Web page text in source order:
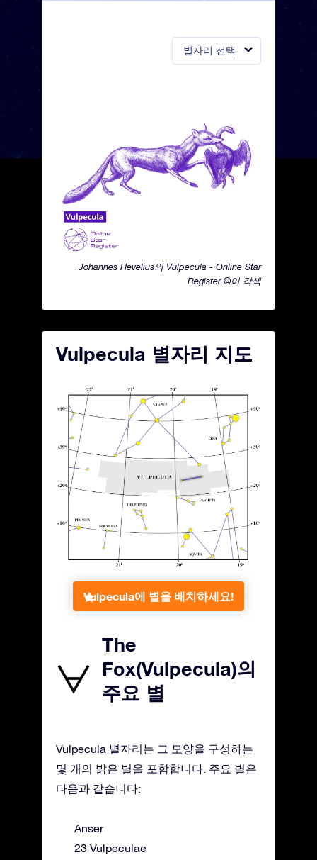
별자리 선택
Johannes Hevelius의 Vulpecula - Online Star
Register ©이 각색
Vulpecula 별자리 지도
Vulpecula에 별을 배치하세요!
The
Fox(Vulpecula)의
주요 별
Vulpecula 별자리는 그 모양을 구성하는
몇 개의 밝은 별을 포함합니다. 주요 별은
다음과 같습니다:
Anser
23 Vulpeculae